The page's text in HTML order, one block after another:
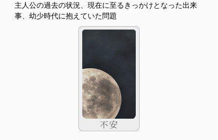
主人公の過去の状況、現在に至るきっかけとなった出来
事、幼少時代に抱えていた問題